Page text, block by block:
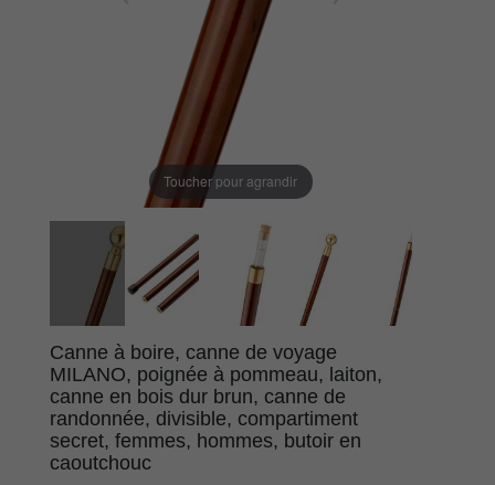
Toucher pour agrandir
Canne à boire, canne de voyage
MILANO, poignée à pommeau, laiton,
canne en bois dur brun, canne de
randonnée, divisible, compartiment
secret, femmes, hommes, butoir en
caoutchouc